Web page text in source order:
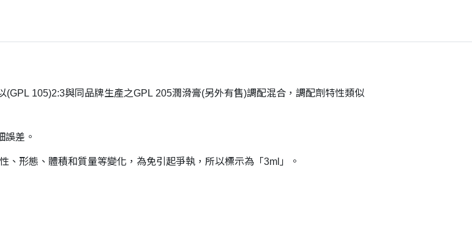
105)2:3與同品牌生產之GPL 205潤滑膏(另外有售)調配混合，調配劑特性類似
誤差。
形態、體積和質量等變化，為免引起爭執，所以標示為「3ml」。